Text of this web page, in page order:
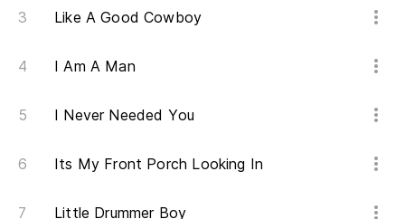
Like A Good Cowboy
I Am A Man
I Never Needed You
Its My Front Porch Looking In
Little Drummer Boy